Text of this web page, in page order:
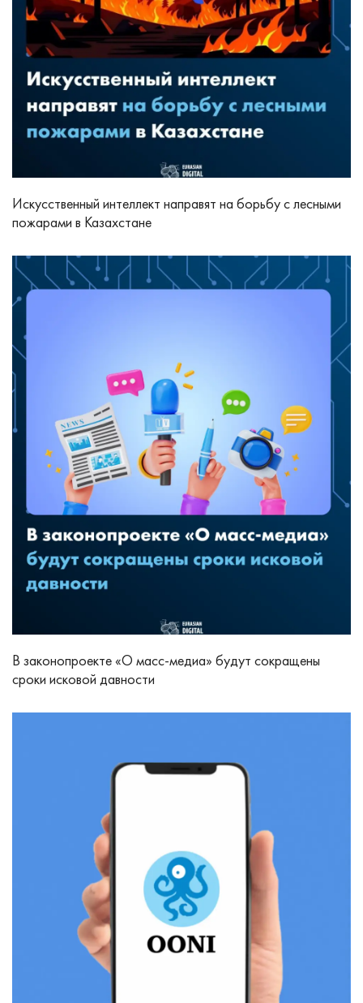
Искусственный интеллект направят на борьбу с лесными
пожарами в Казахстане
В законопроекте «О масс-медиа» будут сокращены
сроки исковой давности